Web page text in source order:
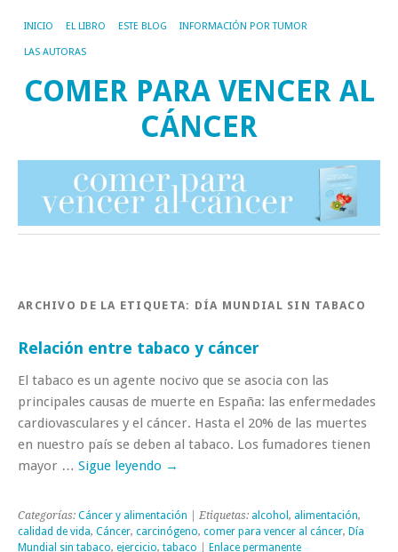
INICIO EL LIBRO ESTE BLOG INFORMACIÓN POR TUMOR
LAS AUTORAS
COMER PARA VENCER AL
CÁNCER
ARCHIVO DE LA ETIQUETA: DÍA MUNDIAL SIN TABACO
Relación entre tabaco y cáncer
El tabaco es un agente nocivo que se asocia con las
principales causas de muerte en España: las enfermedades
cardiovasculares y el cáncer. Hasta el 20% de las muertes
en nuestro país se deben al tabaco. Los fumadores tienen
mayor … Sigue leyendo →
Categorías: Cáncer y alimentación | Etiquetas: alcohol , alimentación,
calidad de vida, Cáncer, carcinógeno, comer para vencer al cáncer, Día
Mundial sin tabaco, ejercicio, tabaco Enlace permanente